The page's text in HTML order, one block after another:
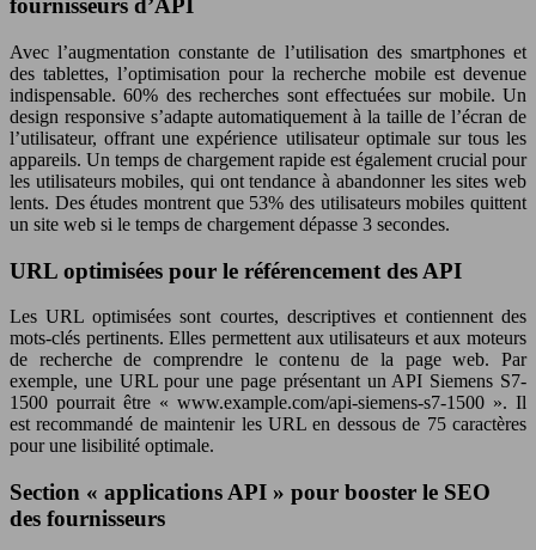
fournisseurs d’API
Avec l’augmentation constante de l’utilisation des smartphones et
des tablettes, l’optimisation pour la recherche mobile est devenue
indispensable. 60% des recherches sont effectuées sur mobile. Un
design responsive s’adapte automatiquement à la taille de l’écran de
l’utilisateur, offrant une expérience utilisateur optimale sur tous les
appareils. Un temps de chargement rapide est également crucial pour
les utilisateurs mobiles, qui ont tendance à abandonner les sites web
lents. Des études montrent que 53% des utilisateurs mobiles quittent
un site web si le temps de chargement dépasse 3 secondes.
URL optimisées pour le référencement des API
Les URL optimisées sont courtes, descriptives et contiennent des
mots-clés pertinents. Elles permettent aux utilisateurs et aux moteurs
de recherche de comprendre le contenu de la page web. Par
exemple, une URL pour une page présentant un API Siemens S7-
1500 pourrait être « www.example.com/api-siemens-s7-1500 ». Il
est recommandé de maintenir les URL en dessous de 75 caractères
pour une lisibilité optimale.
Section « applications API » pour booster le SEO
des fournisseurs